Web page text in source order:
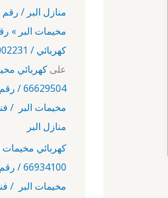
منازل البر / رقم
مخيمات البر »
كهربائي / 69002231 / الكويت
على كهربائي
مخيمات البر /
منازل البر
كهربائي مخيمات
مخيمات البر /